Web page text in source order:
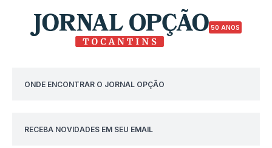
50 ANOS
ONDE ENCONTRAR O JORNAL OPÇÃO
RECEBA NOVIDADES EM SEU EMAIL